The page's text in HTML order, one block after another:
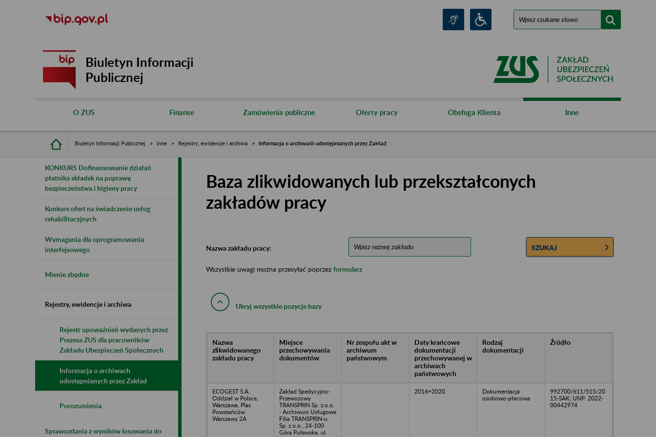
Biuletyn Informacji
Publicznej
O ZUS Finanse Zamówienia publiczne Oferty pracy Obsługa Klienta Inne
Biuletyn Informacji Publicznej Inne Rejestry, ewidencje i archiwa Informacja o archiwach udostępnianych przez Zakład
KONKURS Dofinansowanie działań
płatnika składek na poprawę
bezpieczeństwa i higieny pracy
Konkurs ofert na świadczenie usług
rehabilitacyjnych
Wymagania dla oprogramowania
interfejsowego
Mienie zbędne
Rejestry, ewidencje i archiwa
Rejestr upoważnień wydanych przez
Prezesa ZUS dla pracowników
Zakładu Ubezpieczeń Społecznych
Informacja o archiwach
udostępnianych przez Zakład
Porozumienia
Sprawozdania z wyników losowania do
Baza zlikwidowanych lub przekształconych
zakładów pracy
Nazwa zakładu pracy: SZUKAJ
Wszystkie uwagi można przesyłać poprzez formularz
Ukryj wszystkie pozycje bazy
Nazwa
zlikwidowanego
zakładu pracy
Miejsce
przechowywania
dokumentów
Nr zespołu akt w
archiwum
państwowym
Daty krańcowe
dokumentacji
przechowywanej w
archiwach
państwowych
Rodzaj
dokumentacji
Źródło
ECOGEST S.A.
Oddział w Polsce,
Warszawa, Plac
Powstańców
Warszawy 2A
Zakład Spedycyjno-
Przewozowy
TRANSPRIN Sp. z.o.o.
- Archiwum Usługowe
Filia TRANSPRIN-u
Sp. z o.o., 24-100
Góra Puławska, ul.
2016=2020
Dokumentacja
osobowo-płacowa
992700/611/515/20
15-SAK; UNP: 2022-
00442974